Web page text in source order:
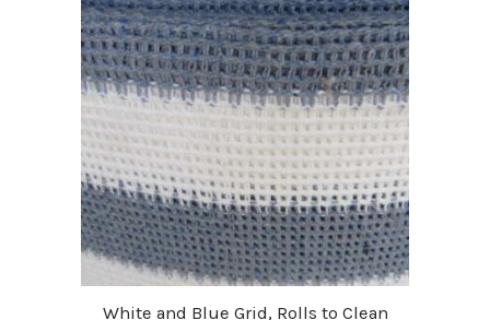
White and Blue Grid, Rolls to Clean